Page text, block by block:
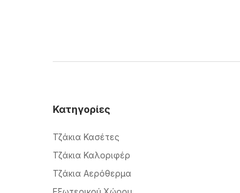
Κατηγορίες
Τζάκια Κασέτες
Τζάκια Καλοριφέρ
Τζάκια Αερόθερμα